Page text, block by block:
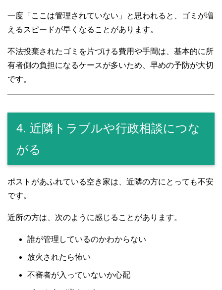
一度「ここは管理されていない」と思われると、ゴミが増
えるスピードが早くなることがあります。
不法投棄されたゴミを片づける費用や手間は、基本的に所
有者側の負担になるケースが多いため、早めの予防が大切
です。
4. 近隣トラブルや行政相談につな
がる
ポストがあふれている空き家は、近隣の方にとっても不安
です。
近所の方は、次のように感じることがあります。
誰が管理しているのかわからない
放火されたら怖い
不審者が入っていないか心配